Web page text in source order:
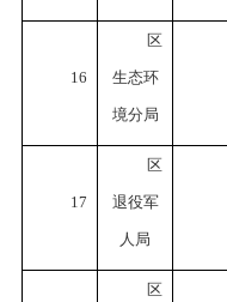
16
区
生态环
境分局
17
区
退役军
人局
区